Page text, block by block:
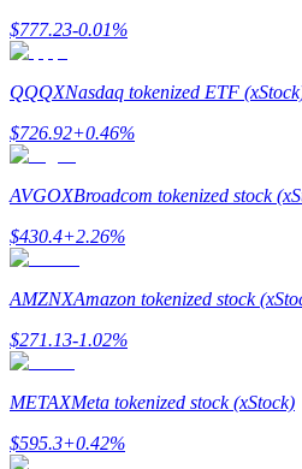
مرشد
$777.23-0.01%
QQQXNasdaq tokenized ETF
$726.92+0.46%
AVGOXBroadcom tokenized stock
$430.4+2.26%
AMZNXAmazon tokenized stock
$271.13-1.02%
METAXMeta tokenized stock (xStock)
$595.3+0.42%